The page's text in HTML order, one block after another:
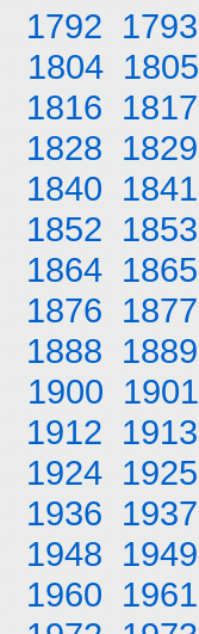
1792 1793
1804 1805
1816 1817
1828 1829
1840 1841
1852 1853
1864 1865
1876 1877
1888 1889
1900 1901
1912 1913
1924 1925
1936 1937
1948 1949
1960 1961